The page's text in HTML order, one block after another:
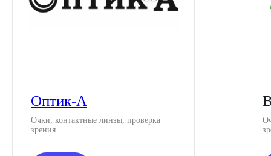
Оптик-А
Очки, контактные линзы, проверка
зрения